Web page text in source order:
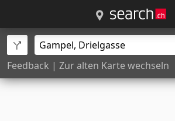
Feedback | Zur alten Karte wechseln